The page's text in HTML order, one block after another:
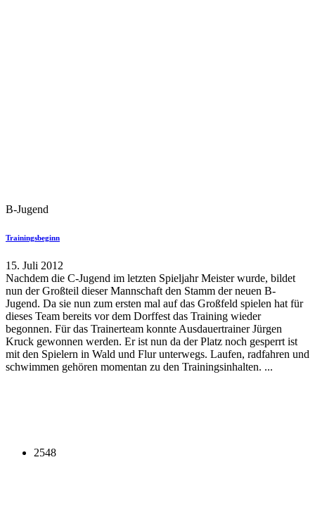
B-Jugend
Trainingsbeginn
15. Juli 2012
Nachdem die C-Jugend im letzten Spieljahr Meister wurde, bildet
nun der Großteil dieser Mannschaft den Stamm der neuen B-
Jugend. Da sie nun zum ersten mal auf das Großfeld spielen hat für
dieses Team bereits vor dem Dorffest das Training wieder
begonnen. Für das Trainerteam konnte Ausdauertrainer Jürgen
Kruck gewonnen werden. Er ist nun da der Platz noch gesperrt ist
mit den Spielern in Wald und Flur unterwegs. Laufen, radfahren und
schwimmen gehören momentan zu den Trainingsinhalten. ...
2548